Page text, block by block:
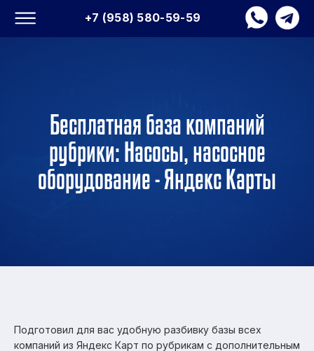
+7 (958) 580-59-59
Бесплатная база компаний
рубрики: Насосы, насосное
оборудование - Яндекс Карты
Подготовил для вас удобную разбивку базы всех
компаний из Яндекс Карт по рубрикам с дополнительным